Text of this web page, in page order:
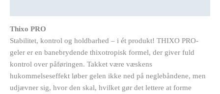
Thixo PRO
Stabilitet, kontrol og holdbarhed – i ét produkt! THIXO PRO-
geler er en banebrydende thixotropisk formel, der giver fuld
kontrol over påføringen. Takket være væskens
hukommelseseffekt løber gelen ikke ned på neglebåndene, men
udjævner sig, hvor den skal, hvilket gør det lettere at forme